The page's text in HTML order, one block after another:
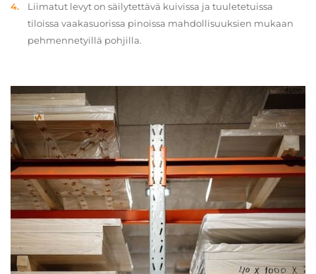
Liimatut levyt on säilytettävä kuivissa ja tuuletetuissa
tiloissa vaakasuorissa pinoissa mahdollisuuksien mukaan
pehmennetyillä pohjilla.